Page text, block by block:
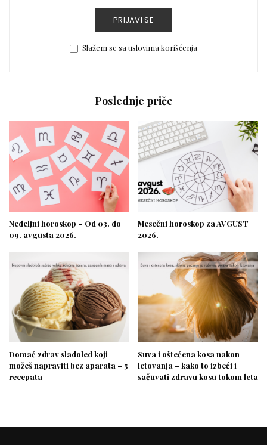
PRIJAVI SE
Slažem se sa uslovima korišćenja
Poslednje priče
Nedeljni horoskop – Od 03. do
09. avgusta 2026.
Mesečni horoskop za AVGUST
2026.
Domać zdrav sladoled koji
možeš napraviti bez aparata – 5
recepata
Suva i oštećena kosa nakon
letovanja – kako to izbeći i
sačuvati zdravu kosu tokom leta